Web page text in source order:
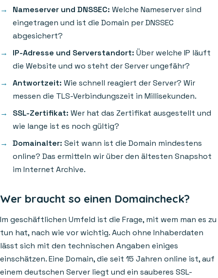
Nameserver und DNSSEC: Welche Nameserver sind
eingetragen und ist die Domain per DNSSEC
abgesichert?
IP-Adresse und Serverstandort: Über welche IP läuft
die Website und wo steht der Server ungefähr?
Antwortzeit: Wie schnell reagiert der Server? Wir
messen die TLS-Verbindungszeit in Millisekunden.
SSL-Zertifikat: Wer hat das Zertifikat ausgestellt und
wie lange ist es noch gültig?
Domainalter: Seit wann ist die Domain mindestens
online? Das ermitteln wir über den ältesten Snapshot
im Internet Archive.
Wer braucht so einen Domaincheck?
Im geschäftlichen Umfeld ist die Frage, mit wem man es zu
tun hat, nach wie vor wichtig. Auch ohne Inhaberdaten
lässt sich mit den technischen Angaben einiges
einschätzen. Eine Domain, die seit 15 Jahren online ist, auf
einem deutschen Server liegt und ein sauberes SSL-